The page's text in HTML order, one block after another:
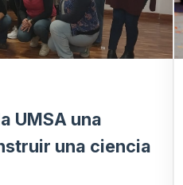
UMSA una
una ciencia